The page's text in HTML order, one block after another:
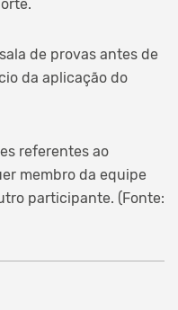
de provas antes de
da aplicação do
referentes ao
membro da equipe
participante. (Fonte: